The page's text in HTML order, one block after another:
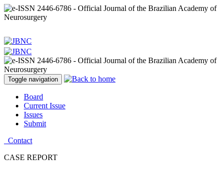
Toggle navigation
Board
Current Issue
Issues
Submit
Contact
CASE REPORT